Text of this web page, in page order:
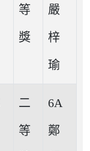
等
獎
嚴
梓
瑜
二
等
6A
鄭